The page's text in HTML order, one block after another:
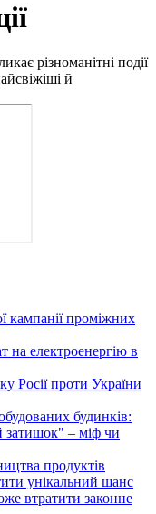
різноманітні події
й
кампанії проміжних
на електроенергію в
Росії проти України
будинків:
– міф чи
продуктів
унікальний шанс
втратити законне